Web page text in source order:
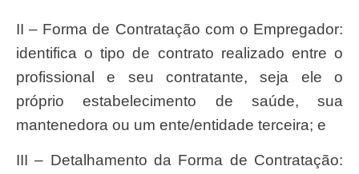
II – Forma de Contratação com o Empregador:
identifica o tipo de contrato realizado entre o
profissional e seu contratante, seja ele o
próprio estabelecimento de saúde, sua
mantenedora ou um ente/entidade terceira; e
III – Detalhamento da Forma de Contratação: